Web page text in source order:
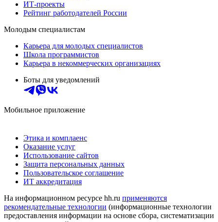
ИТ-проекты
Рейтинг работодателей России
Молодым специалистам
Карьера для молодых специалистов
Школа программистов
Карьера в некоммерческих организациях
Боты для уведомлений
Мобильное приложение
Этика и комплаенс
Оказание услуг
Использование сайтов
Защита персональных данных
Пользовательское соглашение
ИТ аккредитация
На информационном ресурсе hh.ru применяются
рекомендательные технологии (информационные технологии
предоставления информации на основе сбора, систематизации